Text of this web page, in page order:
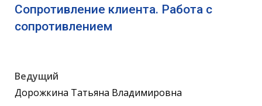
Сопротивление клиента. Работа с
сопротивлением
Ведущий
Дорожкина Татьяна Владимировна